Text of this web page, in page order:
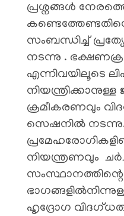
പ്രശ്നങ്ങള്‍
സംബന്ധിച്ച്
നടന്നു .
എന്നിവയിലൂടെ
ക്രമീകരണവും
സെഷനിൽ
നിയന്ത്രണവും
സംസ്ഥാനത്തിന്റെ
ഹൃദ്രോഗ വിദഗ്ധരും